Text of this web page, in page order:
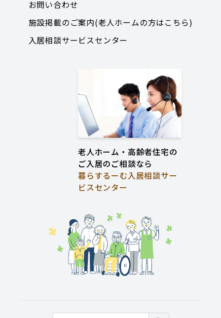
お問い合わせ
施設掲載のご案内(老人ホームの方はこちら)
入居相談サービスセンター
老人ホーム・高齢者住宅の
ご入居のご相談なら
暮らするーむ入居相談サー
ビスセンター